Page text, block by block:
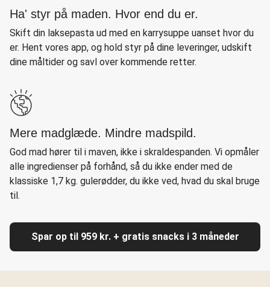
Ha' styr på maden. Hvor end du er.
Skift din laksepasta ud med en karrysuppe uanset hvor du
er. Hent vores app, og hold styr på dine leveringer, udskift
dine måltider og savl over kommende retter.
Mere madglæde. Mindre madspild.
God mad hører til i maven, ikke i skraldespanden. Vi opmåler
alle ingredienser på forhånd, så du ikke ender med de
klassiske 1,7 kg. gulerødder, du ikke ved, hvad du skal bruge
til.
Spar op til 959 kr. + gratis snacks i 3 måneder